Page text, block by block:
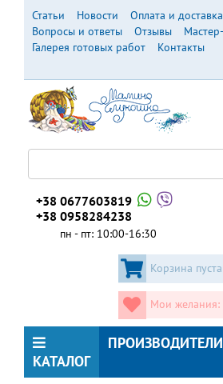
Перейти
основному
содержанию
Статьи Новости
Оплата и доставка
Вопросы и ответы
Отзывы
Галерея готовых работ
Контакты
+38 0677603819
+38 0958284238
пн - пт: 10:00-16:30
Корзина пуста
Мои желания:
КАТАЛОГ
ПРОИЗВОДИТЕЛИ